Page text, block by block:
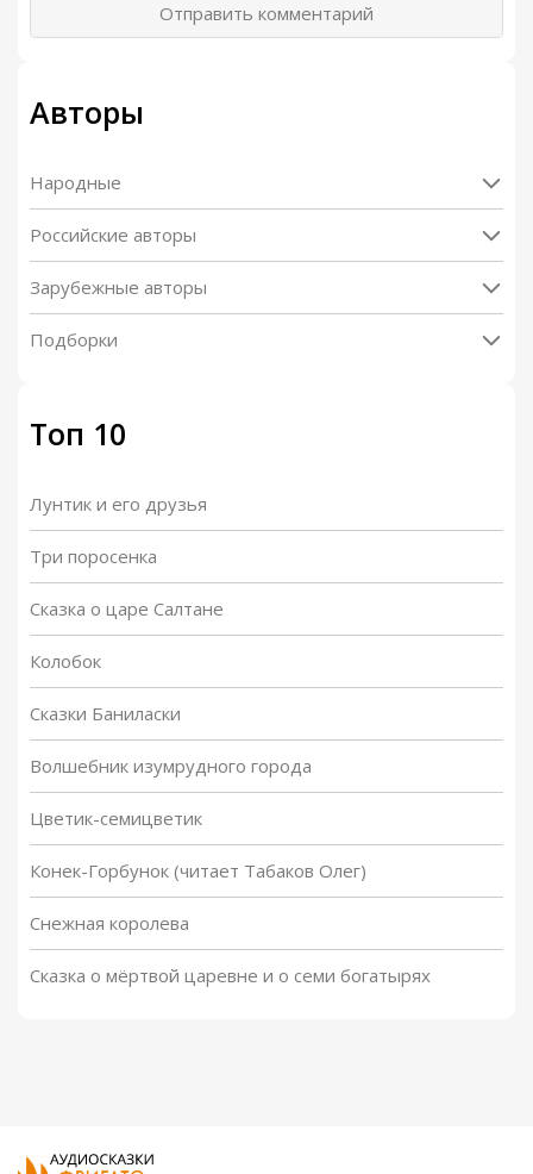
Отправить комментарий
Авторы
Народные
Российские авторы
Зарубежные авторы
Подборки
Топ 10
Лунтик и его друзья
Три поросенка
Сказка о царе Салтане
Колобок
Сказки Баниласки
Волшебник изумрудного города
Цветик-семицветик
Конек-Горбунок (читает Табаков Олег)
Снежная королева
Сказка о мёртвой царевне и о семи богатырях